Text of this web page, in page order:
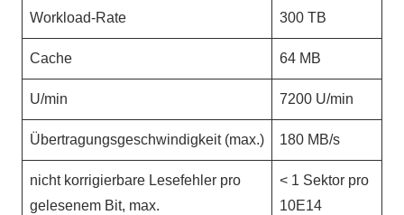
Workload-Rate 300 TB
Cache 64 MB
U/min 7200 U/min
Übertragungsgeschwindigkeit (max.) 180 MB/s
nicht korrigierbare Lesefehler pro
gelesenem Bit, max.
< 1 Sektor pro
10E14